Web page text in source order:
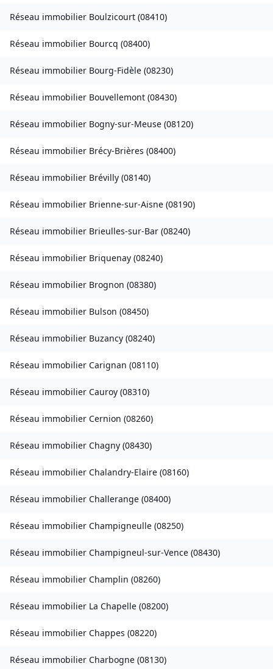
Réseau immobilier Boulzicourt (08410)
Réseau immobilier Bourcq (08400)
Réseau immobilier Bourg-Fidèle (08230)
Réseau immobilier Bouvellemont (08430)
Réseau immobilier Bogny-sur-Meuse (08120)
Réseau immobilier Brécy-Brières (08400)
Réseau immobilier Brévilly (08140)
Réseau immobilier Brienne-sur-Aisne (08190)
Réseau immobilier Brieulles-sur-Bar (08240)
Réseau immobilier Briquenay (08240)
Réseau immobilier Brognon (08380)
Réseau immobilier Bulson (08450)
Réseau immobilier Buzancy (08240)
Réseau immobilier Carignan (08110)
Réseau immobilier Cauroy (08310)
Réseau immobilier Cernion (08260)
Réseau immobilier Chagny (08430)
Réseau immobilier Chalandry-Elaire (08160)
Réseau immobilier Challerange (08400)
Réseau immobilier Champigneulle (08250)
Réseau immobilier Champigneul-sur-Vence (08430)
Réseau immobilier Champlin (08260)
Réseau immobilier La Chapelle (08200)
Réseau immobilier Chappes (08220)
Réseau immobilier Charbogne (08130)